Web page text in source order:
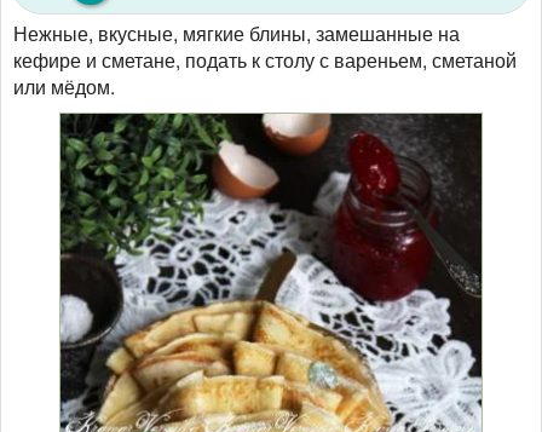
Нежные, вкусные, мягкие блины, замешанные на
кефире и сметане, подать к столу с вареньем, сметаной
или мёдом.